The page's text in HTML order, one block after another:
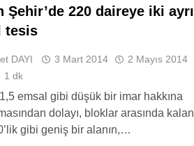
Şehir’de 220 daireye iki ayrı
tesis
DAYI 3 Mart 2014
2 Mayıs 2014
1 dk
emsal gibi düşük bir imar hakkına
dolayı, bloklar arasında kalan
gibi geniş bir alanın,…